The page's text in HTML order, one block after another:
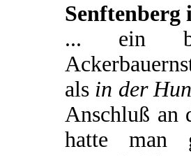
Senftenberg
... ein
als in der
Anschluß an
hatte man